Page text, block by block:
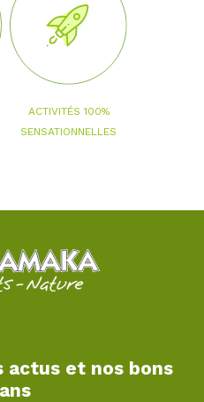
ACTIVITÉS 100%
SENSATIONNELLES
actus et nos bons